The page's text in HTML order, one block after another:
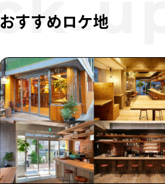
おすすめロケ地